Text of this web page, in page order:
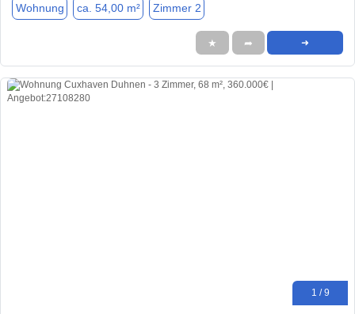
Wohnung ca. 54,00 m² Zimmer 2
★ ➦ ➜
1 / 9